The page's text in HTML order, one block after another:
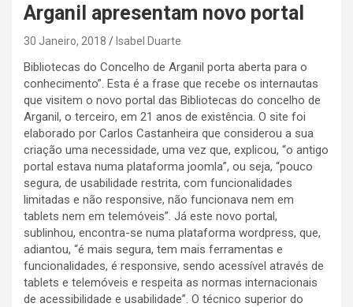
Arganil apresentam novo portal
30 Janeiro, 2018 Isabel Duarte
Bibliotecas do Concelho de Arganil porta aberta para o
conhecimento”. Esta é a frase que recebe os internautas
que visitem o novo portal das Bibliotecas do concelho de
Arganil, o terceiro, em 21 anos de existência. O site foi
elaborado por Carlos Castanheira que considerou a sua
criação uma necessidade, uma vez que, explicou, “o antigo
portal estava numa plataforma joomla”, ou seja, “pouco
segura, de usabilidade restrita, com funcionalidades
limitadas e não responsive, não funcionava nem em
tablets nem em telemóveis”. Já este novo portal,
sublinhou, encontra-se numa plataforma wordpress, que,
adiantou, “é mais segura, tem mais ferramentas e
funcionalidades, é responsive, sendo acessível através de
tablets e telemóveis e respeita as normas internacionais
de acessibilidade e usabilidade”. O técnico superior do